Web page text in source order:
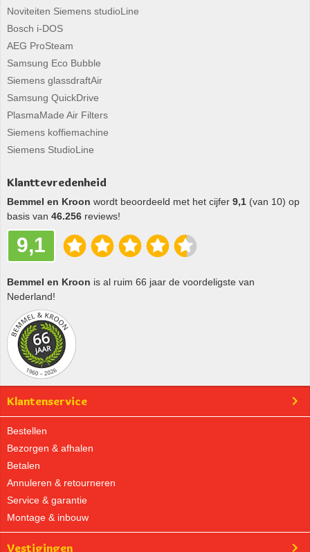
Noviteiten Siemens studioLine
Bosch i-DOS
AEG ProSteam
Samsung Eco Bubble
Siemens glassdraftAir
Samsung QuickDrive
PlasmaMade Air Filters
Siemens koffiemachine
Siemens StudioLine
Klanttevredenheid
Bemmel en Kroon wordt beoordeeld met het cijfer 9,1 (van 10) op
basis van 46.256 reviews!
9,1
Bemmel en Kroon is al ruim 66 jaar de voordeligste van
Nederland!
Klantenservice
Bestellen
Bezorgen & afhalen
Betalen
Annuleren & retourneren
Service & garantie
Montage & inbouw
Vestigingen